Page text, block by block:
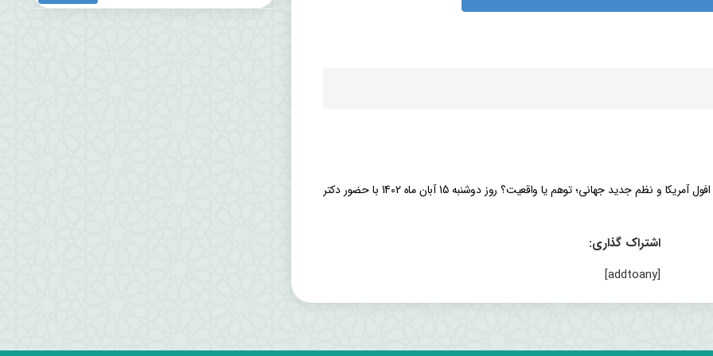
به گزارش معاونت فرهنگی و اجتماعی، کرسی آزاداندیشی با موضوع افول آمریکا و نظم جدید جهانی؛ توهم یا واقعیت؟ روز دوشنبه 15 آبان ماه 1402 با حضور دکتر
اشتراک گذاری:
[addtoany]